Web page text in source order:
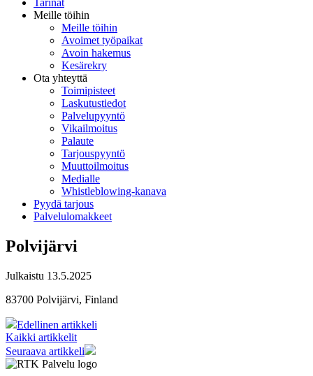
Tarinat
Meille töihin
Meille töihin
Avoimet työpaikat
Avoin hakemus
Kesärekry
Ota yhteyttä
Toimipisteet
Laskutustiedot
Palvelupyyntö
Vikailmoitus
Palaute
Tarjouspyyntö
Muuttoilmoitus
Medialle
Whistleblowing-kanava
Pyydä tarjous
Palvelulomakkeet
Polvijärvi
Julkaistu 13.5.2025
83700 Polvijärvi, Finland
Edellinen artikkeli
Kaikki artikkelit
Seuraava artikkeli